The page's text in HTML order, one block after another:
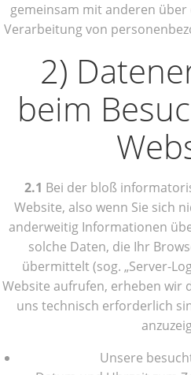
gemeinsam mit anderen
Verarbeitung von
2)
beim
2.1 Bei der bloß
Website, also wenn Sie sich
anderweitig Informationen
solche Daten, die Ihr
übermittelt (sog. „Server-
Website aufrufen, erheben wir
uns technisch erforderlich
Unsere